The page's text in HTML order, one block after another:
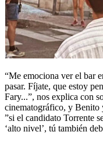
“Me emociona ver el bar
pasar. Fíjate, que estoy
Fary...”, nos explica con
cinematográfico, y Benito
”si el candidato Torrente
‘alto nivel’, tú también